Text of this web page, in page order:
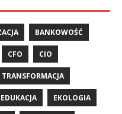
BANKOWOŚĆ
CFO CIO
EDUKACJA EKOLOGIA